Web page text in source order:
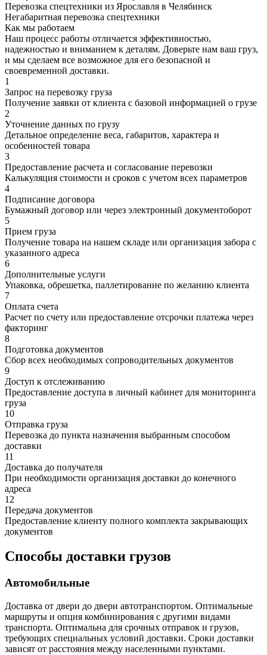
Перевозка спецтехники из Ярославля в Челябинск
Негабаритная перевозка спецтехники
Как мы работаем
Наш процесс работы отличается эффективностью,
надежностью и вниманием к деталям. Доверьте нам ваш груз,
и мы сделаем все возможное для его безопасной и
своевременной доставки.
1
Запрос на перевозку груза
Получение заявки от клиента с базовой информацией о грузе
2
Уточнение данных по грузу
Детальное определение веса, габаритов, характера и
особенностей товара
3
Предоставление расчета и согласование перевозки
Калькуляция стоимости и сроков с учетом всех параметров
4
Подписание договора
Бумажный договор или через электронный документоборот
5
Прием груза
Получение товара на нашем складе или организация забора с
указанного адреса
6
Дополнительные услуги
Упаковка, обрешетка, паллетирование по желанию клиента
7
Оплата счета
Расчет по счету или предоставление отсрочки платежа через
факторинг
8
Подготовка документов
Сбор всех необходимых сопроводительных документов
9
Доступ к отслеживанию
Предоставление доступа в личный кабинет для мониторинга
груза
10
Отправка груза
Перевозка до пункта назначения выбранным способом
доставки
11
Доставка до получателя
При необходимости организация доставки до конечного
адреса
12
Передача документов
Предоставление клиенту полного комплекта закрывающих
документов
Способы доставки грузов
Автомобильные
Доставка от двери до двери автотранспортом. Оптимальные
маршруты и опция комбинирования с другими видами
транспорта. Оптимальна для срочных отправок и грузов,
требующих специальных условий доставки. Сроки доставки
зависят от расстояния между населенными пунктами.